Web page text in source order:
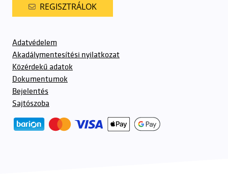
REGISZTRÁLOK
Adatvédelem
Akadálymentesítési nyilatkozat
Közérdekű adatok
Dokumentumok
Bejelentés
Sajtószoba